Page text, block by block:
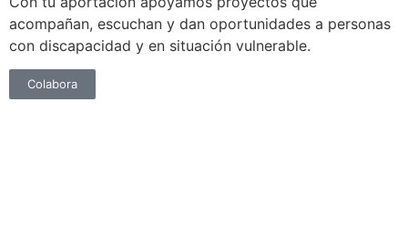
acompañan, escuchan y dan oportunidades a personas
con discapacidad y en situación vulnerable.
Colabora